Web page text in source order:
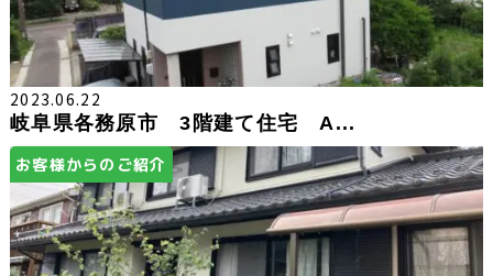
2023.06.22
岐阜県各務原市 3階建て住宅 A...
お客様からのご紹介